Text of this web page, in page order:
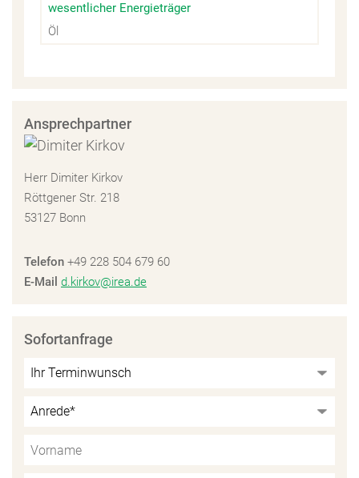
wesentlicher Energieträger
Öl
Ansprechpartner
Herr Dimiter Kirkov
Röttgener Str. 218
53127 Bonn
Telefon +49 228 504 679 60
E-Mail d.kirkov@irea.de
Sofortanfrage